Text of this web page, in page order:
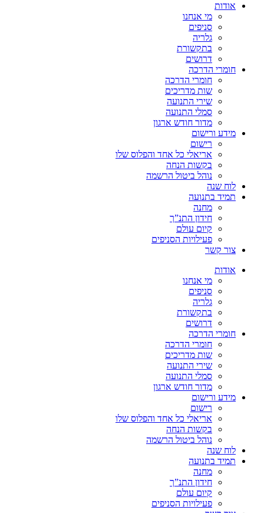
אודות
מי אנחנו
סניפים
גלריה
בתקשורת
דרושים
חומרי הדרכה
חומרי הדרכה
שות מדריכים
שירי התנועה
סמלי התנועה
מדור חודש ארגון
מידע ורישום
רישום
אריאלי כל אחד והפלוס שלו
בקשות הנחה
נוהל ביטול הרשמה
לוח שנה
תמיד בתנועה
מחנה
חידון התנ”ך
קיום עולם
פעילויות הסניפים
צור קשר
אודות
מי אנחנו
סניפים
גלריה
בתקשורת
דרושים
חומרי הדרכה
חומרי הדרכה
שות מדריכים
שירי התנועה
סמלי התנועה
מדור חודש ארגון
מידע ורישום
רישום
אריאלי כל אחד והפלוס שלו
בקשות הנחה
נוהל ביטול הרשמה
לוח שנה
תמיד בתנועה
מחנה
חידון התנ”ך
קיום עולם
פעילויות הסניפים